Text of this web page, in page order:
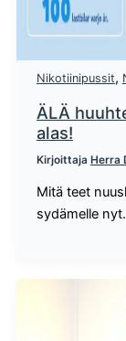
Nikotiinipussit,
ÄLÄ
alas!
Kirjoittaja Herra
Mitä teet
sydämelle